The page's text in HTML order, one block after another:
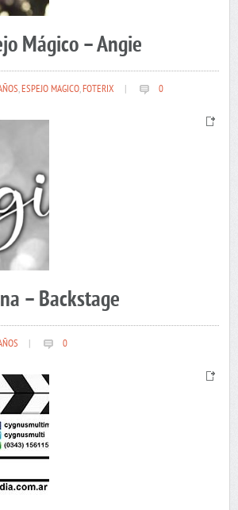
Mágico – Angie
,ESPEJO MAGICO,FOTERIX 0
– Backstage
0